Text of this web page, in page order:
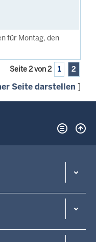
für Montag, den
Seite 2 von 2 1 2
Seite darstellen ]